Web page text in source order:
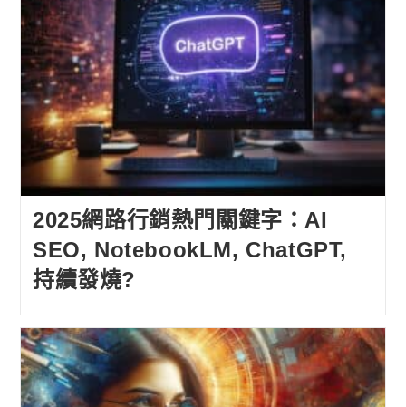
2025網路行銷熱門關鍵字：AI
SEO, NotebookLM, ChatGPT,
持續發燒?